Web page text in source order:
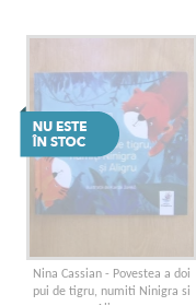
Nina Cassian - Povestea a doi
pui de tigru, numiti Ninigra si